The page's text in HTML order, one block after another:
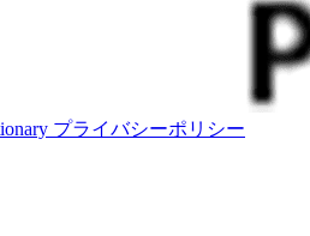
プライバシーポリシー